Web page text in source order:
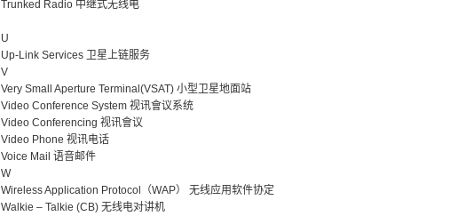
Trunked Radio 中继式无线电
U
Up-Link Services 卫星上链服务
V
Very Small Aperture Terminal(VSAT) 小型卫星地面站
Video Conference System 视讯會议系统
Video Conferencing 视讯會议
Video Phone 视讯电话
Voice Mail 语音邮件
W
Wireless Application Protocol（WAP） 无线应用软件协定
Walkie – Talkie (CB) 无线电对讲机